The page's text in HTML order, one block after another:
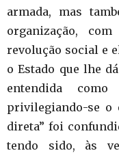
armada, mas
organização,
revolução social e
o Estado que lhe
entendida
privilegiando-se o
direta” foi
tendo sido, às